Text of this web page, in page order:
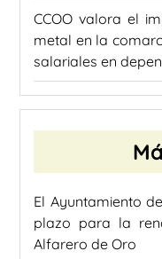
CCOO valora el
metal en la
salariales en
El Ayuntamiento
plazo para la
Alfarero de Oro